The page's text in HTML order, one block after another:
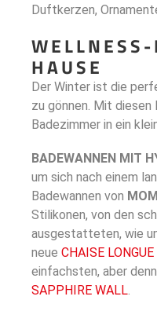
Duftkerzen,
HAUSE
Der Winter ist die
zu gönnen. Mit diesen
Badezimmer in ein
BADEWANNEN MIT
um sich nach einem
Badewannen von
Stilikonen, von den
ausgestatteten, wie
neue CHAISE
einfachsten, aber
SAPPHIRE WALL.